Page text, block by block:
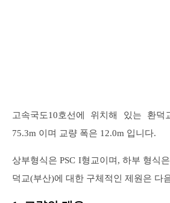
고속국도10호선에 위치해 있는 환덕
75.3m 이며 교량 폭은 12.0m 입니다.
상부형식은 PSC I형교이며, 하부 형식
덕교(부산)에 대한 구체적인 제원은 다